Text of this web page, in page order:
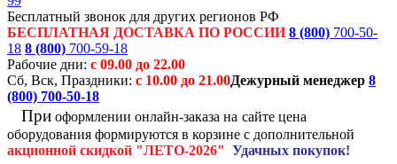
Бесплатный звонок для других регионов РФ
БЕСПЛАТНАЯ ДОСТАВКА ПО РОССИИ 8 (800) 700-50-
18 8 (800) 700-59-18
Рабочие дни: с 09.00 до 22.00
Сб, Вск, Праздники: с 10.00 до 21.00Дежурный менеджер 8
(800) 700-50-18
При оформлении онлайн-заказа на сайте цена
оборудования формируются в корзине с дополнительной
акционной скидкой "ЛЕТО-2026" Удачных покупок!